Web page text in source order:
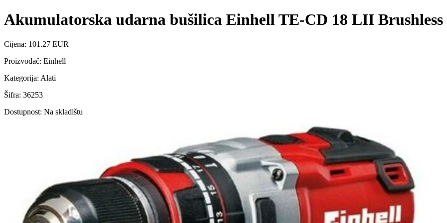
Akumulatorska udarna bušilica Einhell TE-CD 18 LII Brushless
Cijena: 101.27 EUR
Proizvođač: Einhell
Kategorija: Alati
Šifra: 36253
Dostupnost: Na skladištu